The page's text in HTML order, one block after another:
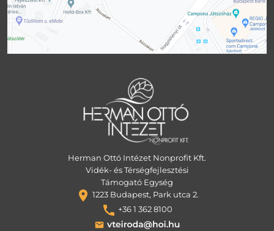
Herman Ottó Intézet Nonprofit Kft.
Vidék- és Térségfejlesztési
Támogató Egység
1223 Budapest, Park utca 2.
+36 1 362 8100